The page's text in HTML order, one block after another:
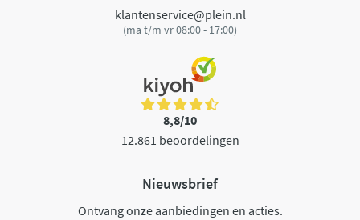
klantenservice@plein.nl
(ma t/m vr 08:00 - 17:00)
8,8/10
12.861 beoordelingen
Nieuwsbrief
Ontvang onze aanbiedingen en acties.